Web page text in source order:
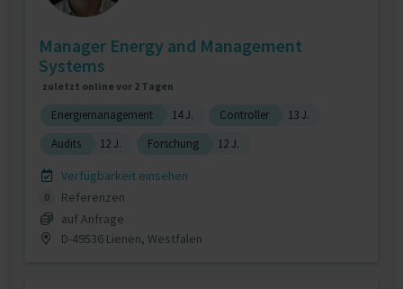
Manager Energy and Management
Systems
zuletzt online vor 2 Tagen
Energiemanagement 14 J. Controller
13 J.
Audits
12 J. Forschung 12 J.
Verfügbarkeit einsehen
0
Referenzen
auf Anfrage
D-49536 Lienen, Westfalen